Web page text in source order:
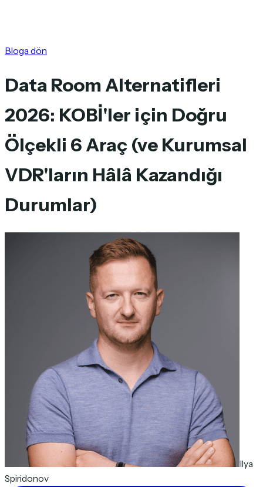
Bloga dön
Data Room Alternatifleri
2026: KOBİ'ler için Doğru
Ölçekli 6 Araç (ve Kurumsal
VDR'ların Hâlâ Kazandığı
Durumlar)
Ilya
Spiridonov